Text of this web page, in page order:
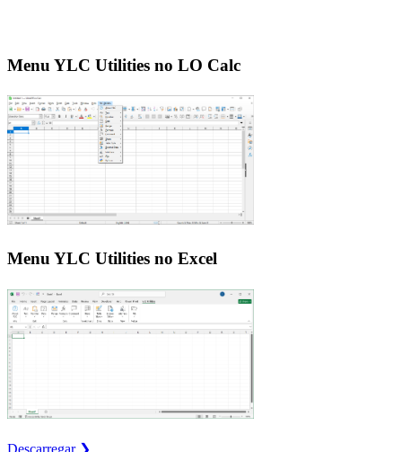
Menu YLC Utilities no LO Calc
Menu YLC Utilities no Excel
Descarregar ❯